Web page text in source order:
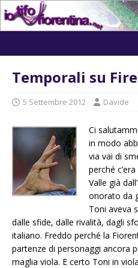
Temporali su
5 Settembre 2012 Davide
Ci
in modo
via vai di
perché
Valle già
onorato da
Toni aveva
dalle sfide, dalle rivalità, dagli
italiano. Freddo perché la
partenze di personaggi ancora
maglia viola. E certo Toni in